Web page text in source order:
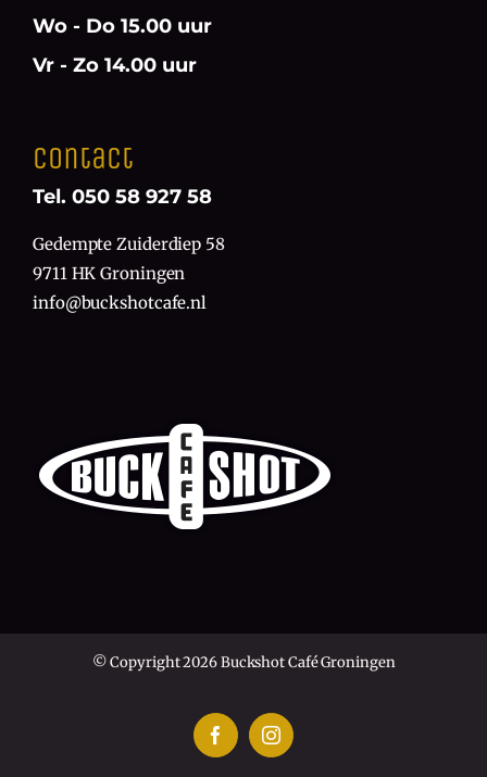
Wo - Do 15.00 uur
Vr - Zo 14.00 uur
Contact
Tel. 050 58 927 58
Gedempte Zuiderdiep 58
9711 HK Groningen
info@buckshotcafe.nl
© Copyright 2026 Buckshot Café Groningen
FacebookInstagram